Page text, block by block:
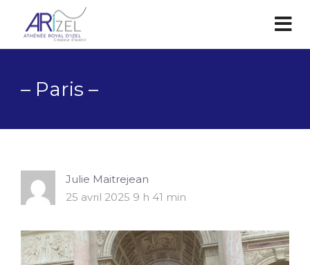
– Paris –
Julie Maitrejean
25 avril 2025 9 h 41 min